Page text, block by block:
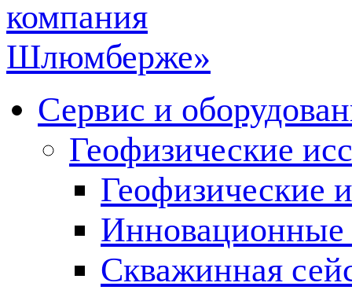
Сервис и
Геофизические
Геофизические
Инновационные
Скважинная